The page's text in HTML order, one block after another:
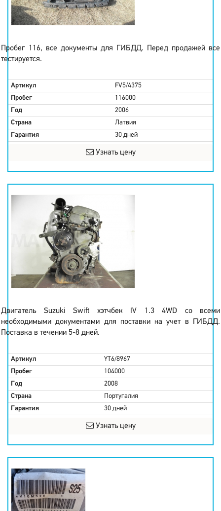
Пробег 116, все документы для ГИБДД. Перед продажей все
тестируется.
Артикул
FV5/4375
Пробег
116000
Год
2006
Страна
Латвия
Гарантия
30 дней
Узнать цену
Двигатель Suzuki Swift хэтчбек IV 1.3 4WD со всеми
необходимыми документами для поставки на учет в ГИБДД.
Поставка в течении 5-8 дней.
Артикул
YT6/8967
Пробег
104000
Год
2008
Страна
Португалия
Гарантия
30 дней
Узнать цену